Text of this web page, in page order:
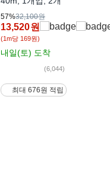
57%32,100원
13,520원
(1m당 169원)
내일(토) 도착
(6,044)
최대 676원 적립